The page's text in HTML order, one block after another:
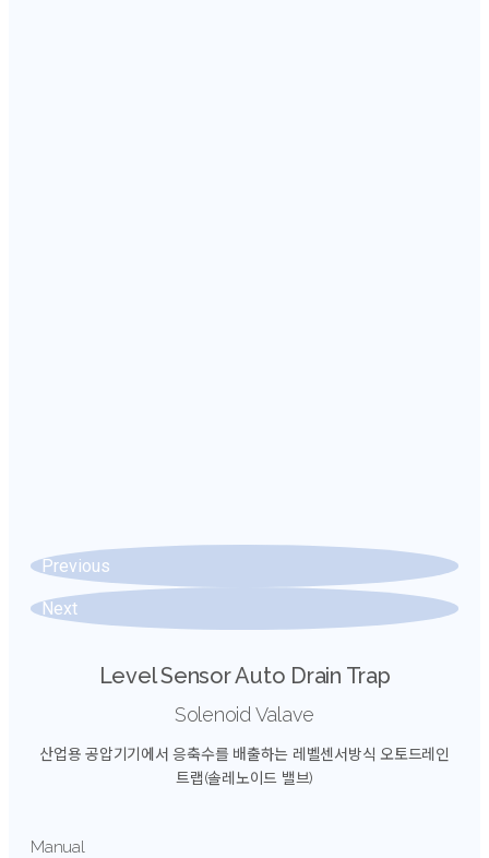
Previous
Next
Level Sensor Auto Drain Trap
Solenoid Valave
산업용 공압기기에서 응축수를 배출하는 레벨센서방식 오토드레인
트랩(솔레노이드 밸브)
Manual